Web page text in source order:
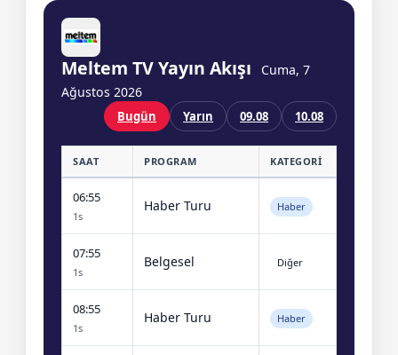
Meltem TV Yayın Akışı
Cuma, 7
Ağustos 2026
Bugün Yarın 09.08 10.08
SAAT PROGRAM KATEGORI
06:55
1s
Haber Turu Haber
07:55
1s
Belgesel Diğer
08:55
1s
Haber Turu Haber